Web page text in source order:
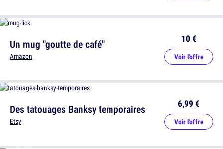
Un mug "goutte de café"
Amazon
10 €
Voir l'offre
Des tatouages Banksy temporaires
Etsy
6,99 €
Voir l'offre